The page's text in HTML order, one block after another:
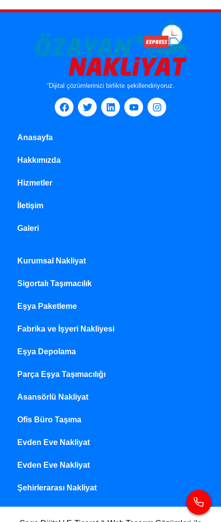
“Dijital çözümlerinizi birlikte şekillendiriyoruz.
Anasayfa
Hakkımızda
Hizmetler
İletişim
Galeri
Kurumsal Nakliyat
Sigortalı Taşımacılık
Eşya Paketleme
Fabrika ve İşyeri Nakliyesi
Eşya Depolama
Parça Eşya Taşımacılığı
Asansörlü Nakliyat
Ofis Büro Taşıma
Evden Eve Nakliyat
Evden Eve Nakliyat
Şehirlerarası Nakliyat